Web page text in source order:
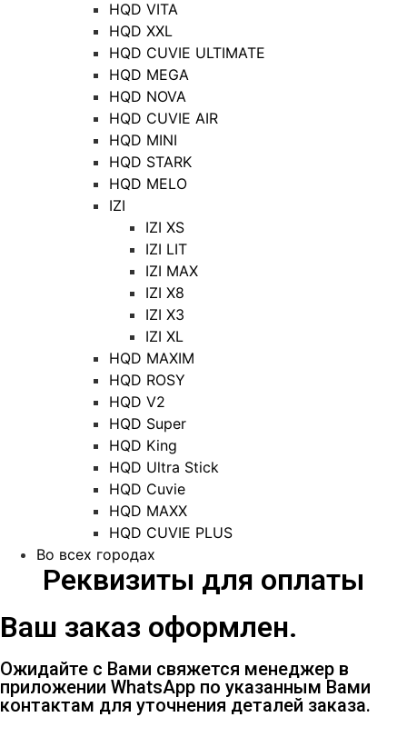
HQD VITA
HQD XXL
HQD CUVIE ULTIMATE
HQD MEGA
HQD NOVA
HQD CUVIE AIR
HQD MINI
HQD STARK
HQD MELO
IZI
IZI XS
IZI LIT
IZI MAX
IZI X8
IZI X3
IZI XL
HQD MAXIM
HQD ROSY
HQD V2
HQD Super
HQD King
HQD Ultra Stick
HQD Cuvie
HQD MAXX
HQD CUVIE PLUS
Во всех городах
Реквизиты для оплаты
Ваш заказ оформлен.
Ожидайте с Вами свяжется менеджер в
приложении WhatsApp по указанным Вами
контактам для уточнения деталей заказа.